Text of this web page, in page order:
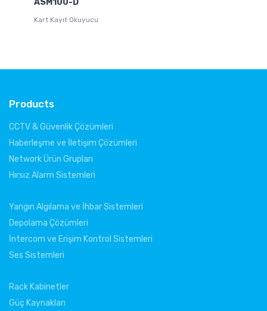
ASM100-D
Kart Kayıt Okuyucu
Products
CCTV & Güvenlik Çözümleri
Haberleşme ve İletişim Çözümleri
Network Ürün Grupları
Hırsız Alarm Sistemleri
Yangın Algılama ve İhbar Sistemleri
Depolama Çözümleri
İntercom ve Erişim Kontrol Sistemleri
Ses Sistemleri
Rack Kabinetler
Güç Kaynakları